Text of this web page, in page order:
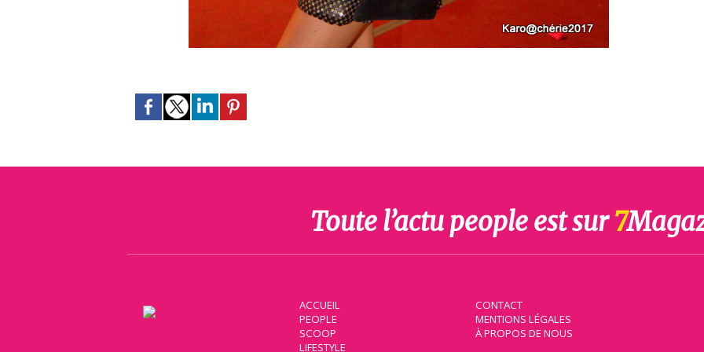
Toute l’actu people est sur7
ACCUEIL
PEOPLE
SCOOP
LIFESTYLE
CONTACT
MENTIONS LÉGALES
À PROPOS DE NOUS